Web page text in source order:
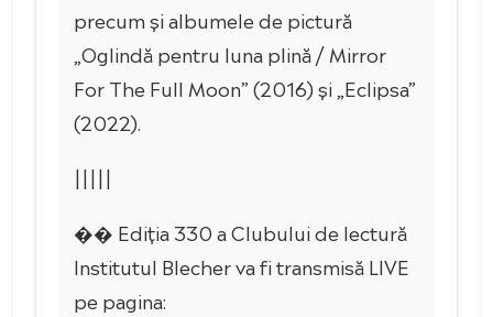
precum și albumele de pictură
„Oglindă pentru luna plină / Mirror
For The Full Moon” (2016) și „Eclipsa”
(2022).
|||||
�� Ediția 330 a Clubului de lectură
Institutul Blecher va fi transmisă LIVE
pe pagina: